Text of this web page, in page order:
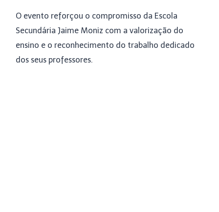
O evento reforçou o compromisso da Escola
Secundária Jaime Moniz com a valorização do
ensino e o reconhecimento do trabalho dedicado
dos seus professores.